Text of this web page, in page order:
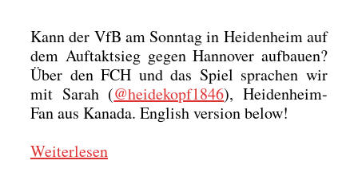
Kann der VfB am Sonn­tag in Hei­den­heim auf
dem Auf­takt­sieg gegen Han­no­ver auf­bau­en?
Über den FCH und das Spiel spra­chen wir
mit Sarah (@heidekopf1846), Hei­den­heim-
Fan aus Kana­da. Eng­lish ver­si­on below!
Wei­ter­le­sen